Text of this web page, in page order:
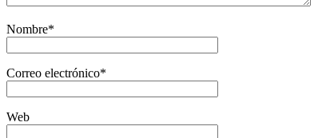
Nombre*
Correo electrónico*
Web